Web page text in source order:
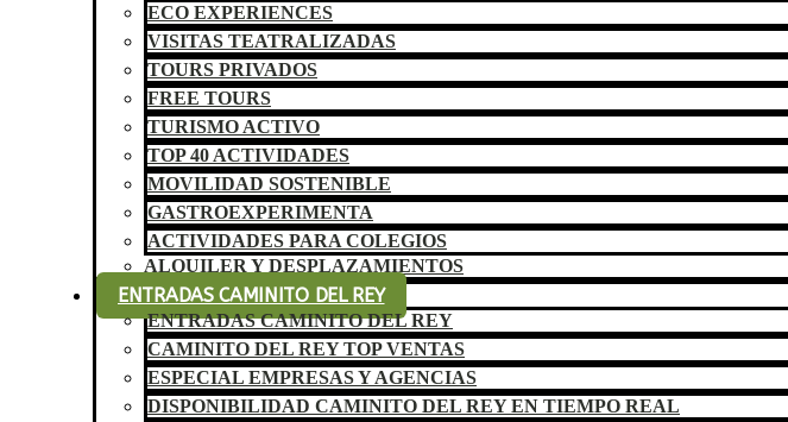
ECO EXPERIENCES
VISITAS TEATRALIZADAS
TOURS PRIVADOS
FREE TOURS
TURISMO ACTIVO
TOP 40 ACTIVIDADES
MOVILIDAD SOSTENIBLE
GASTROEXPERIMENTA
ACTIVIDADES PARA COLEGIOS
ALQUILER Y DESPLAZAMIENTOS
ENTRADAS CAMINITO DEL REY
ENTRADAS CAMINITO DEL REY
CAMINITO DEL REY TOP VENTAS
ESPECIAL EMPRESAS Y AGENCIAS
DISPONIBILIDAD CAMINITO DEL REY EN TIEMPO REAL